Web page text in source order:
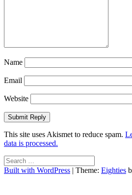
Name
Email
Website
This site uses Akismet to reduce spam.
data is processed.
Search
for:
Built with WordPress | Theme: Eighties